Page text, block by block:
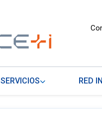
SERVICIOS RED